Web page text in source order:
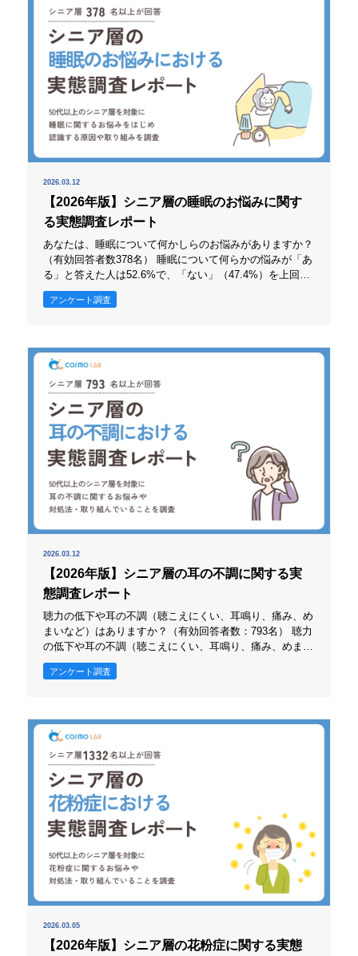
2026.03.12
【2026年版】シニア層の睡眠のお悩みに関す
る実態調査レポート
あなたは、睡眠について何かしらのお悩みがありますか？
（有効回答者数378名） 睡眠について何らかの悩みが「あ
る」と答えた人は52.6%で、「ない」（47.4%）を上回り
ました。悩みを抱える人が過半数を占めており、睡眠が日
常的な課題となっている様子がうかがえます。 一方で
は幅
アンケート調査
2026.03.12
【2026年版】シニア層の耳の不調に関する実
態調査レポート
聴力の低下や耳の不調（聴こえにくい、耳鳴り、痛み、め
まいなど）はありますか？（有効回答者数：793名） 聴力
の低下や耳の不調（聴こえにくい、耳鳴り、痛み、めまい
など）については、「ない」（54.2%）が「ある」
（45.8%）を上回りました。ただし「ある」も半数近くを
さな違和感の段
アンケート調査
2026.03.05
【2026年版】シニア層の花粉症に関する実態